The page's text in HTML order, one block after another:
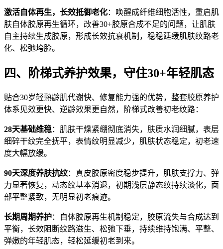
激活自体再生，长效抵御老化：唤醒成纤维细胞活性，重启肌
肤自体胶原再生循环，改善30+胶原合成不足的问题，让肌肤
自主持续生成胶原，形成长效抗衰机制，稳稳延缓肌肤纹路老
化、松弛垮脸。
四、阶梯式养护效果，守住30+年轻肌态
贴合30岁轻熟龄肌代谢快、修复能力强的优势，整套胶原养护
体系见效更快、逆龄效果更自然，阶梯式改善初老纹路：
28天基础维稳：肌肤干燥紧绷彻底消失，肤质水润细腻，表层
细碎干纹完全抚平，表情纹明显减少，肌肤状态稳定，初老速
度大幅放缓。
90天深度养肤抗纹：真皮胶原密度稳步提升，肌肤支撑力、弹
力显著恢复，动态纹基本消退，初期浅层静态纹持续淡化，面
部平整紧致，无明显初老痕迹。
长期周期养护：自体胶原再生机制稳定，胶原流失与合成达到
平衡，长效阻断纹路滋生、松弛下垂，持续维持饱满、平整、
弹嫩的年轻肌态，轻松延缓初老到来。